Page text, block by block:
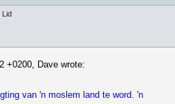
Lid
+0200, Dave wrote:
van 'n moslem land te word. 'n